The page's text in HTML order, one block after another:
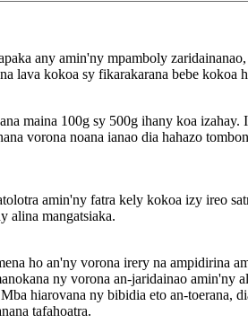
any amin'ny mpamboly
lava kokoa sy fikarakarana bebe kokoa
maina 100g sy 500g ihany koa izahay.
vorona noana ianao dia hahazo
amin'ny fatra kely kokoa izy ireo
alina mangatsiaka.
ho an'ny vorona irery na ampidirina
ny vorona an-jaridainao amin'ny
hiarovana ny bibidia eto an-toerana,
tafahoatra.